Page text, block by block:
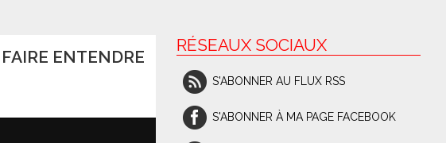
ENTENDRE
RÉSEAUX SOCIAUX
S'ABONNER AU FLUX RSS
S'ABONNER À MA PAGE FACEBOOK